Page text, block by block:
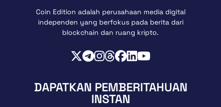
Coin Edition adalah perusahaan media digital
independen yang berfokus pada berita dari
blockchain dan ruang kripto.
DAPATKAN PEMBERITAHUAN
INSTAN